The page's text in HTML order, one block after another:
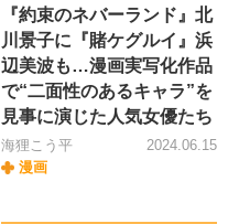
『約束のネバーランド』北
川景子に『賭ケグルイ』浜
辺美波も…漫画実写化作品
で“二面性のあるキャラ”を
見事に演じた人気女優たち
海狸こう平
漫画
2024.06.15